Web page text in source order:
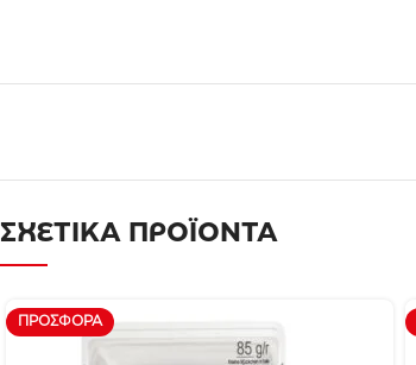
ΣΧΕΤΙΚΑ ΠΡΟΪΟΝΤΑ
ΠΡΟΣΦΟΡΆ